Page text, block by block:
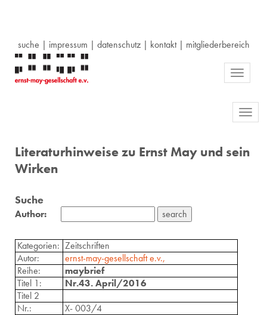
suche | impressum | datenschutz| kontakt| mitgliederbereich
Toggle
Literaturhinweise zu Ernst May und sein
Wirken
Suche
Author:
Kategorien: Zeitschriften
Autor:
ernst-may-gesellschaft e.v.,
Reihe:
maybrief
Titel 1:
Nr.43. April/2016
Titel 2
Nr.:
X- 003/4